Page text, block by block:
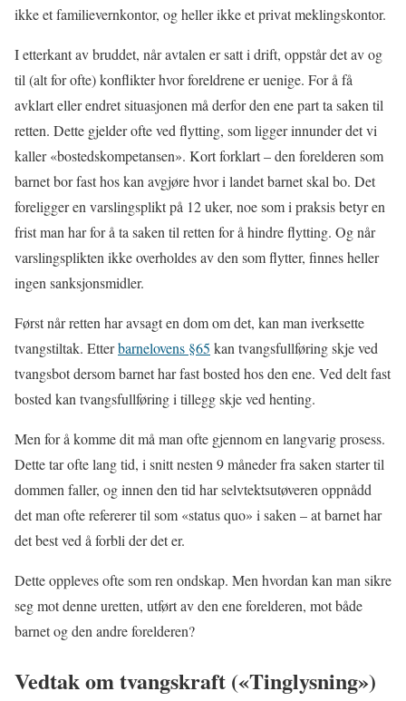
ikke et familievernkontor, og heller ikke et privat meklingskontor.
I etterkant av bruddet, når avtalen er satt i drift, oppstår det av og
til (alt for ofte) konflikter hvor foreldrene er uenige. For å få
avklart eller endret situasjonen må derfor den ene part ta saken til
retten. Dette gjelder ofte ved flytting, som ligger innunder det vi
kaller «bostedskompetansen». Kort forklart – den forelderen som
barnet bor fast hos kan avgjøre hvor i landet barnet skal bo. Det
foreligger en varslingsplikt på 12 uker, noe som i praksis betyr en
frist man har for å ta saken til retten for å hindre flytting. Og når
varslingsplikten ikke overholdes av den som flytter, finnes heller
ingen sanksjonsmidler.
Først når retten har avsagt en dom om det, kan man iverksette
tvangstiltak. Etterbarnelovens §65 kan tvangsfullføring skje ved
tvangsbot dersom barnet har fast bosted hos den ene. Ved delt fast
bosted kan tvangsfullføring i tillegg skje ved henting.
Men for å komme dit må man ofte gjennom en langvarig prosess.
Dette tar ofte lang tid, i snitt nesten 9 måneder fra saken starter til
dommen faller, og innen den tid har selvtektsutøveren oppnådd
det man ofte refererer til som «status quo» i saken – at barnet har
det best ved å forbli der det er.
Dette oppleves ofte som ren ondskap. Men hvordan kan man sikre
seg mot denne uretten, utført av den ene forelderen, mot både
barnet og den andre forelderen?
Vedtak om tvangskraft («Tinglysning»)